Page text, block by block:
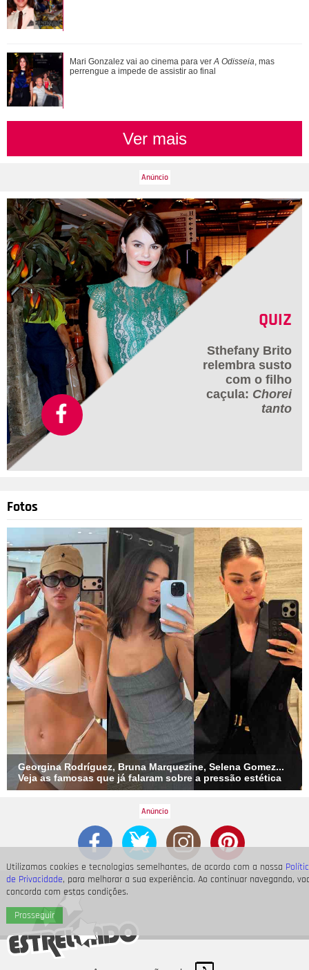
Utilizamos cookies e tecnologias semelhantes, de acordo com a nossa
de Privacidade, para melhorar a sua experiência. Ao continuar navegando,
concorda com estas condições.
Prosseguir
Mari Gonzalez vai ao cinema para ver A Odisseia, mas
perrengue a impede de assistir ao final
Mari Gonzalez vai ao cinema para verA Odisseia, mas
perrengue a impede de assistir ao final
Ver mais
QUIZ
Sthefany Brito
relembra susto
com o filho
caçula: Chorei
tanto
Fotos
Georgina Rodríguez, Bruna Marquezine, Selena Gomez...
Veja as famosas que já falaram sobre a pressão estética